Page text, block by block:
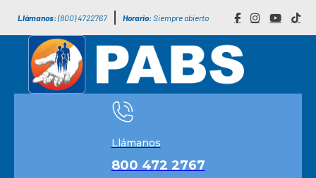
Llámanos:(800) 4722767 Horario:Siempre abierto
Llámanos
800 472 2767